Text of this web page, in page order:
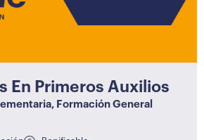
En Primeros Auxilios
, Formación General